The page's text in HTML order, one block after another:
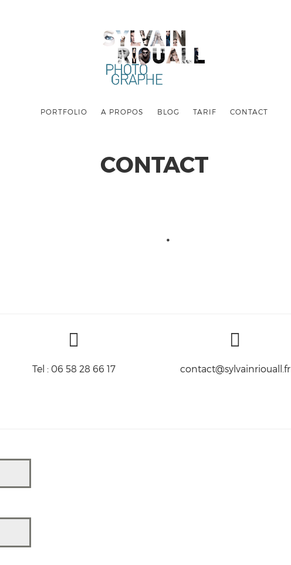
PORTFOLIO A PROPOS BLOG TARIF CONTACT
CONTACT
Tel : 06 58 28 66 17 contact@sylvainriouall.fr